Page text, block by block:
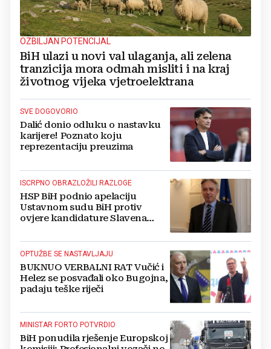
OZBILJAN POTENCIJAL
BiH ulazi u novi val ulaganja, ali zelena
tranzicija mora odmah misliti i na kraj
životnog vijeka vjetroelektrana
SVE DOGOVORIO
Dalić donio odluku o nastavku
karijere! Poznato koju
reprezentaciju preuzima
ISCRPNO OBRAZLOŽILI RAZLOGE
HSP BiH podnio apelaciju
Ustavnom sudu BiH protiv
ovjere kandidature Slavena
OPTUŽBE SE NASTAVLJAJU
BUKNUO VERBALNI RAT Vučić i
Helez se posvađali oko Bugojna,
padaju teške riječi
MINISTAR FORTO POTVRDIO
BiH ponudila rješenje Europskoj